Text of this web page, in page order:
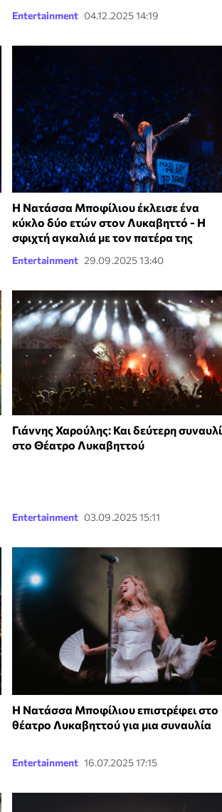
Entertainment 04.12.2025 14:19
Η Νατάσσα Μποφίλιου έκλεισε ένα
κύκλο δύο ετών στον Λυκαβηττό - H
σφιχτή αγκαλιά με τον πατέρα της
Entertainment 29.09.2025 13:40
Γιάννης Χαρούλης: Και δεύτερη
στο Θέατρο Λυκαβηττού
Entertainment 03.09.2025 15:11
Η Νατάσσα Μποφίλιου επιστρέφει στο
θέατρο Λυκαβηττού για μια συναυλία
Entertainment 16.07.2025 17:15